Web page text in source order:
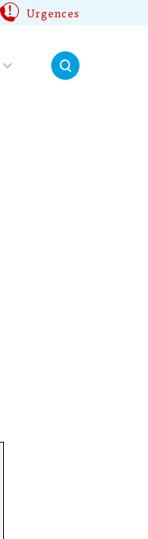
Urgences
Rechercher: